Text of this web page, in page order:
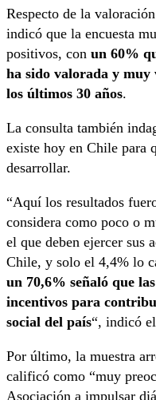
Respecto de la
indicó que la encuesta
positivos, con un 60%
ha sido valorada y muy
los últimos 30 años.
La consulta también
existe hoy en Chile para
desarrollar.
“Aquí los resultados
considera como poco o
el que deben ejercer sus
Chile, y solo el 4,4% lo
un 70,6% señaló que
incentivos para
social del país“, indicó
Por último, la muestra
calificó como “muy
Asociación a impulsar